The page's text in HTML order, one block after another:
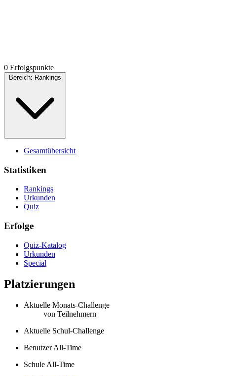
0 Erfolgspunkte
Bereich: Rankings
Gesamtübersicht
Statistiken
Rankings
Urkunden
Quiz
Erfolge
Quiz-Katalog
Urkunden
Special
Platzierungen
Aktuelle Monats-Challenge
von Teilnehmern
Aktuelle Schul-Challenge
Benutzer All-Time
Schule All-Time